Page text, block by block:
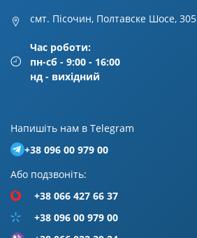
смт. Пісочин, Полтавске Шосе, 305
Час роботи:
пн-сб - 9:00 - 16:00
нд - вихідний
Напишiть нам в Telegram
+38 096 00 979 00
Або подзвонiть:
+38 066 427 66 37
+38 096 00 979 00